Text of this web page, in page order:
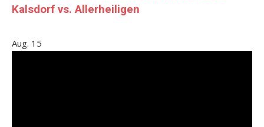
Kalsdorf vs. Allerheiligen
Aug. 15